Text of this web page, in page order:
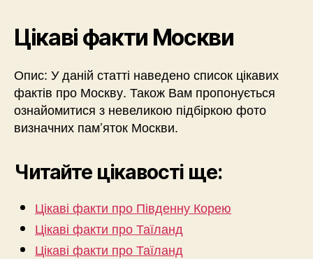
Цікаві факти Москви
Опис: У даній статті наведено список цікавих
фактів про Москву. Також Вам пропонується
ознайомитися з невеликою підбіркою фото
визначних пам’яток Москви.
Читайте цікавості ще:
Цікаві факти про Південну Корею
Цікаві факти про Таїланд
Цікаві факти про Таїланд